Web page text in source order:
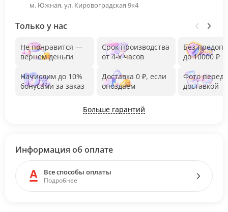
м. Южная, ул. Кировоградская 9к4
Только у нас
Не понравится —
вернем деньги
Начислим до 10%
бонусами за заказ
Срок производства
от 4-х часов
Доставка 0 ₽, если
опоздаем
Без
до 10000 ₽
Фото перед
доставкой
Больше гарантий
Информация об оплате
Все способы оплаты
Подробнее